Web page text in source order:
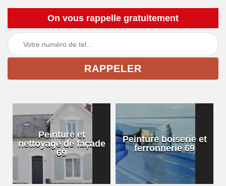
On vous rappelle gratuitement
Peinture et
nettoyage de façade
69
Peinture boiserie et
ferronnerie 69